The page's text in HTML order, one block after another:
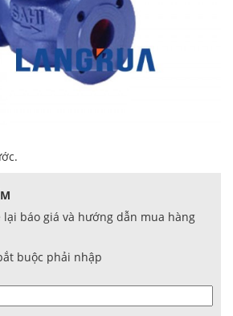
.
báo giá và hướng dẫn mua hàng
buộc phải nhập